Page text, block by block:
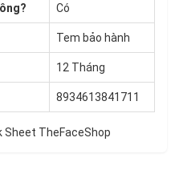
Có
Tem bảo hành
12 Tháng
8934613841711
Sheet TheFaceShop